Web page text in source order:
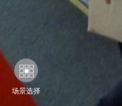
场景选择